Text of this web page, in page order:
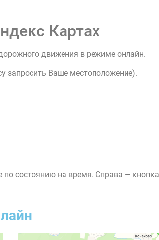
Картах
движения в режиме онлайн.
запросить Ваше местоположение).
состоянию на время. Справа — кнопка